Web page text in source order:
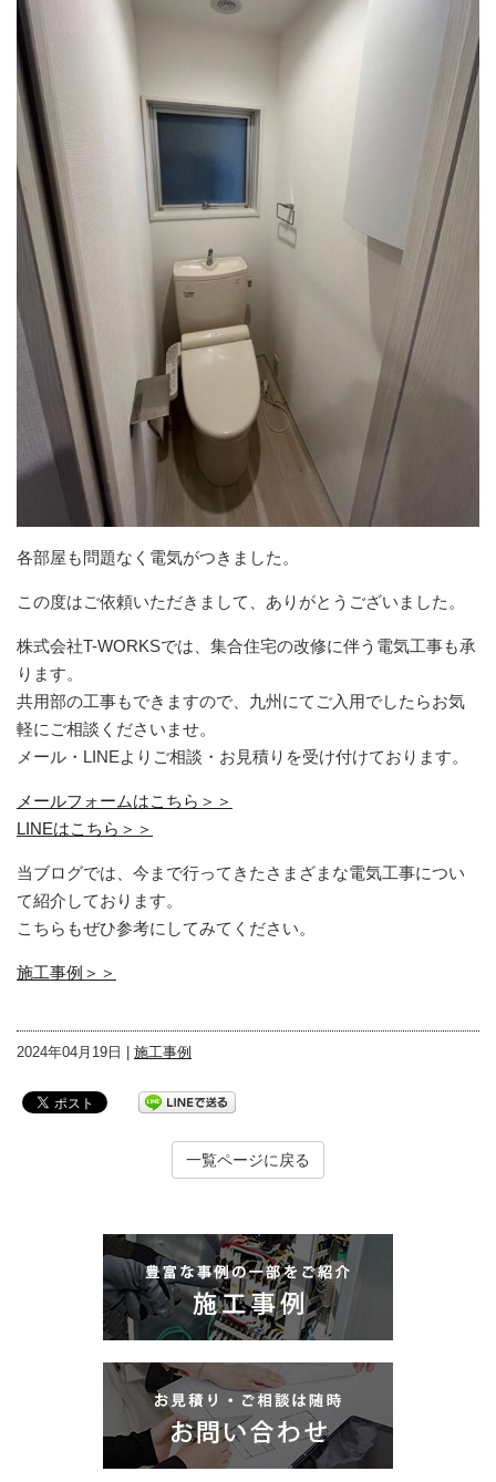
各部屋も問題なく電気がつきました。
この度はご依頼いただきまして、ありがとうございました。
株式会社T-WORKSでは、集合住宅の改修に伴う電気工事も承
ります。
共用部の工事もできますので、九州にてご入用でしたらお気
軽にご相談くださいませ。
メール・LINEよりご相談・お見積りを受け付けております。
メールフォームはこちら＞＞
LINEはこちら＞＞
当ブログでは、今まで行ってきたさまざまな電気工事につい
て紹介しております。
こちらもぜひ参考にしてみてください。
施工事例＞＞
2024年04月19日 | 施工事例
一覧ページに戻る